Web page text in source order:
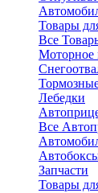
Товары
Все
Моторное
Лебедки
Все
Запчасти
Товары